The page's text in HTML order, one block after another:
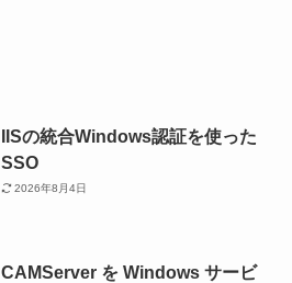
IISの統合Windows認証を使った
SSO
2026年8月4日
CAMServer を Windows サービ